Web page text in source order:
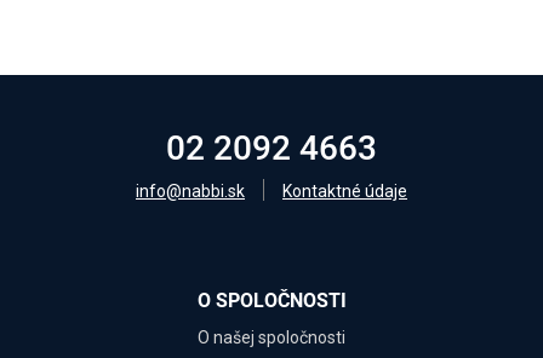
02 2092 4663
info@nabbi.sk Kontaktné údaje
O SPOLOČNOSTI
O našej spoločnosti